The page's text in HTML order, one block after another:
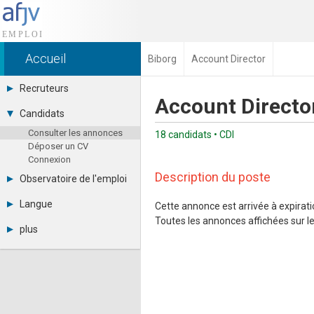
Accueil Biborg Account Director
Recruteurs
Déposer une annonce
Tarifs
Interface recruteur
Candidats
Consulter les annonces
Déposer un CV
Connexion
Observatoire de l'emploi
Par métier
Par contrat
Langue
Español
plus
Actualités
Account
18 candidats • CDI
Description du poste
Cette annonce est arrivée à
Toutes les annonces affichées sur